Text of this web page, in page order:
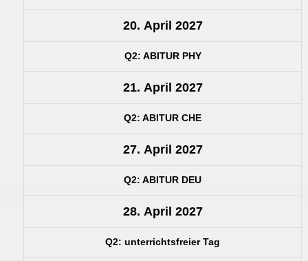
20. April 2027
Q2: ABITUR PHY
21. April 2027
Q2: ABITUR CHE
27. April 2027
Q2: ABITUR DEU
28. April 2027
Q2: unterrichtsfreier Tag